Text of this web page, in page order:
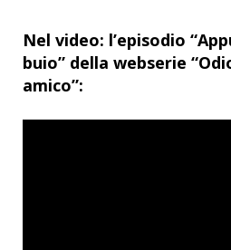
Nel video: l’episodio
buio” della webserie
amico”: